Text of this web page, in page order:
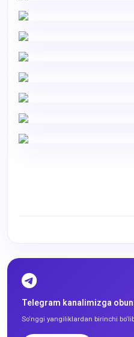
Telegram kanalimizga
So‘nggi yangiliklardan birinchi